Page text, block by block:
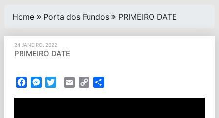
Home Porta dos Fundos PRIMEIRO DATE
24 JANEIRO, 2022
PRIMEIRO DATE
FacebookMessenger
TwitterEmail Copy